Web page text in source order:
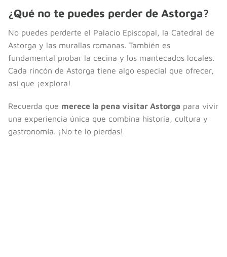
¿Qué no te puedes perder de Astorga?
No puedes perderte el Palacio Episcopal, la Catedral de
Astorga y las murallas romanas. También es
fundamental probar la cecina y los mantecados locales.
Cada rincón de Astorga tiene algo especial que ofrecer,
así que ¡explora!
Recuerda que merece la pena visitar Astorga para vivir
una experiencia única que combina historia, cultura y
gastronomía. ¡No te lo pierdas!